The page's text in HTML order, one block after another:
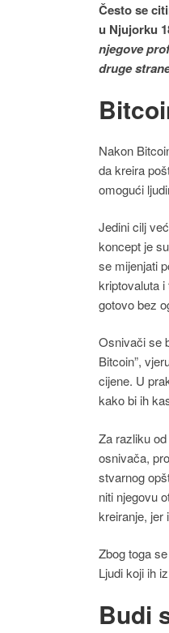
Često se
u Njujorku
njegove
druge
Nakon
da kreira
omogući
Jedini cilj
koncept je
se mijenjati
kriptovaluta
gotovo bez
Osnivači se
Bitcoin”,
cijene. U
kako bi ih
Za razliku
osnivača,
stvarnog
niti njegovu
kreiranje, jer
Zbog toga
Ljudi koji ih
Budi